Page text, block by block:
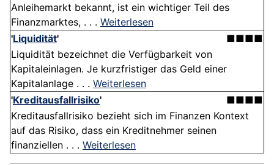
Anleihemarkt bekannt, ist ein wichtiger Teil des
Finanzmarktes, . . . Weiterlesen
'Liquidität'
■■■■
Liquidität bezeichnet die Verfügbarkeit von
Kapitaleinlagen. Je kurzfristiger das Geld einer
Kapitalanlage . . . Weiterlesen
'Kreditausfallrisiko'
■■■■
Kreditausfallrisiko bezieht sich im Finanzen Kontext
auf das Risiko, dass ein Kreditnehmer seinen
finanziellen . . . Weiterlesen